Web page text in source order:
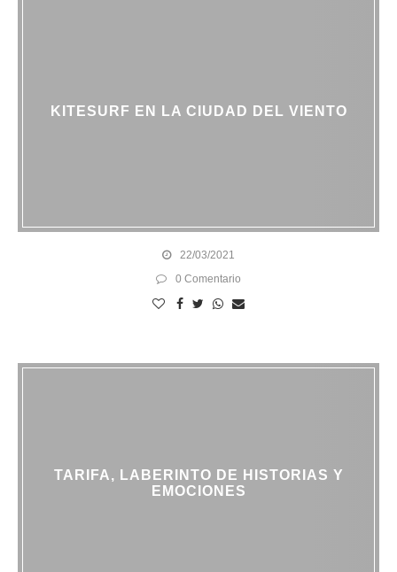
KITESURF EN LA CIUDAD DEL VIENTO
22/03/2021
0 Comentario
TARIFA, LABERINTO DE HISTORIAS Y
EMOCIONES